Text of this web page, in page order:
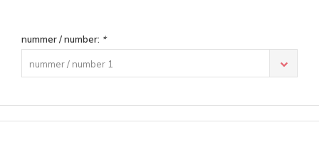
nummer / number: *
nummer / number 1